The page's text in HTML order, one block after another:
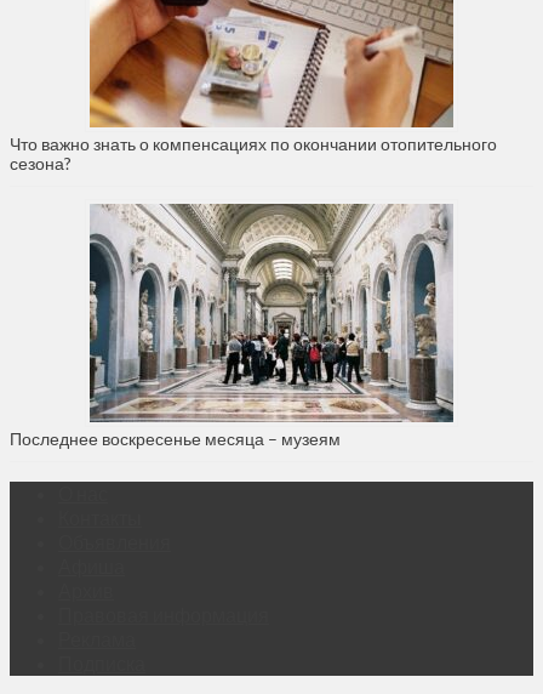
Что важно знать о компенсациях по окончании отопительного
сезона?
Последнее воскресенье месяца – музеям